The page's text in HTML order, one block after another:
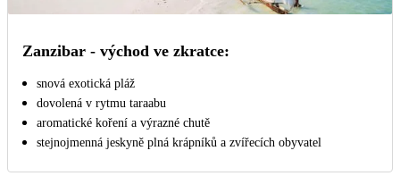
Zanzibar - východ ve zkratce:
snová exotická pláž
dovolená v rytmu taraabu
aromatické koření a výrazné chutě
stejnojmenná jeskyně plná krápníků a zvířecích obyvatel